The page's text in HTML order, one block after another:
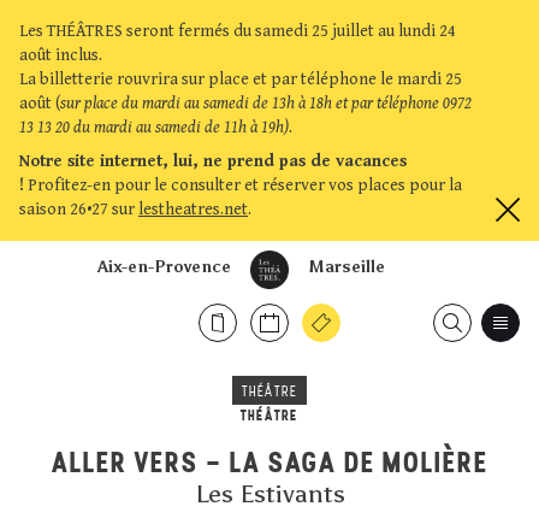
Les THÉÂTRES seront fermés du samedi 25 juillet au lundi 24
août inclus.
La billetterie rouvrira sur place et par téléphone le mardi 25
août (sur place du mardi au samedi de 13h à 18h et par téléphone 0972
13 13 20 du mardi au samedi de 11h à 19h).
Notre site internet, lui, ne prend pas de vacances
! Profitez-en pour le consulter et réserver vos places pour la
saison 26•27 sur lestheatres.net.
Marseille
Aix-en-Provence
THÉÂTRE
THÉÂTRE
ALLER VERS - LA SAGA DE MOLIÈRE
Les Estivants